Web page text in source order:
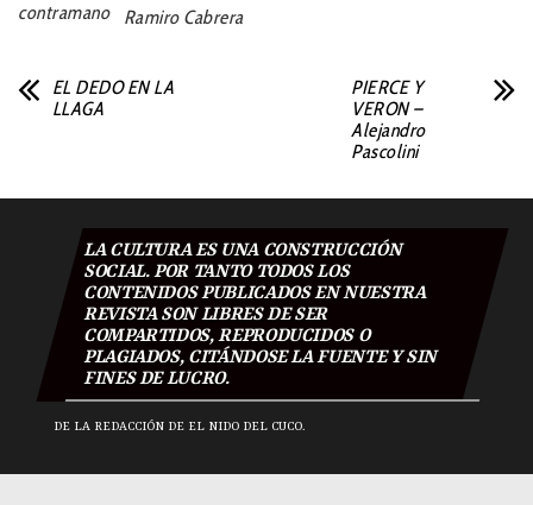
contramano
Ramiro Cabrera
EL DEDO EN LA
LLAGA
PIERCE Y
VERON –
Alejandro
Pascolini
LA CULTURA ES UNA CONSTRUCCIÓN
SOCIAL. POR TANTO TODOS LOS
CONTENIDOS PUBLICADOS EN NUESTRA
REVISTA SON LIBRES DE SER
COMPARTIDOS, REPRODUCIDOS O
PLAGIADOS, CITÁNDOSE LA FUENTE Y SIN
FINES DE LUCRO.
DE LA REDACCIÓN DE EL NIDO DEL CUCO.